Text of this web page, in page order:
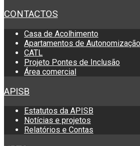
CONTACTOS
Casa de Acolhimento
Apartamentos de Autonomização
CATL
Projeto Pontes de Inclusão
Área comercial
APISB
Estatutos da APISB
Notícias e projetos
Relatórios e Contas